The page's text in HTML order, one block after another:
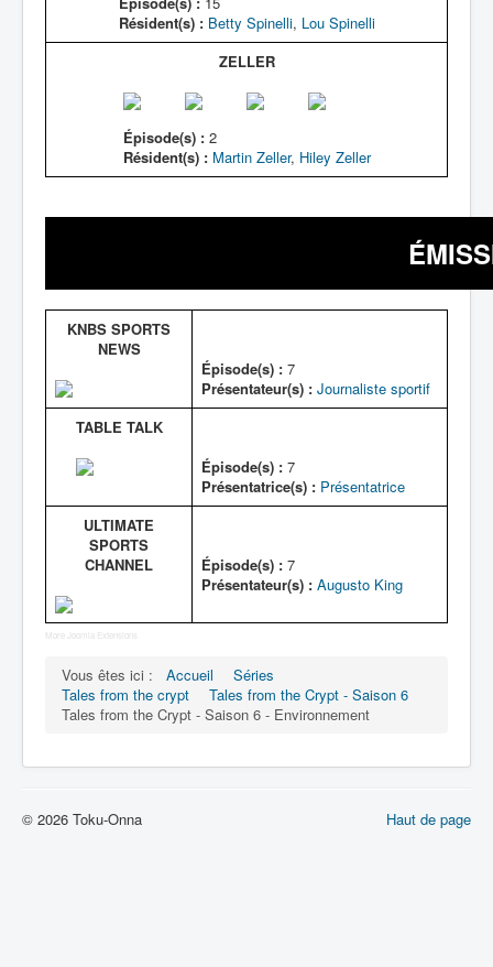
Résident(s) : Betty Spinelli, Lou Spinelli
ZELLER
Épisode(s) :2
Résident(s) : Martin Zeller, Hiley Zeller
KNBS SPORTS
NEWS
Épisode(s) : 7
Présentateur(s) : Journaliste sportif
TABLE TALK
Épisode(s) : 7
Présentatrice(s) : Présentatrice
ULTIMATE
SPORTS
CHANNEL
Épisode(s) : 7
Présentateur(s) : Augusto King
More Joomla Extensions
Vous êtes ici : Accueil
Séries
Tales from the crypt
Tales from the Crypt - Saison 6
Tales from the Crypt - Saison 6 - Environnement
Haut de page
© 2026 Toku-Onna